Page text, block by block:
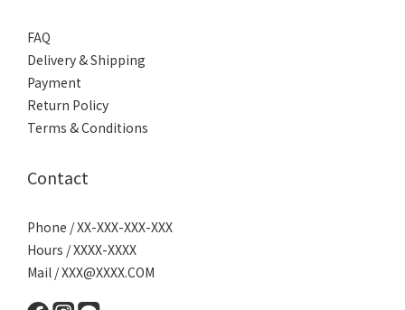
FAQ
Delivery & Shipping
Payment
Return Policy
Terms & Conditions
Contact
Phone / XX-XXX-XXX-XXX
Hours / XXXX-XXXX
Mail / XXX@XXXX.COM